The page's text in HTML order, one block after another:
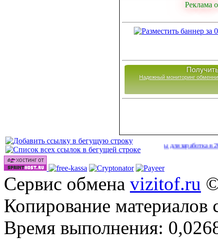
Реклама
Надежный мониторинг
Сайты для заработка в 2026 году
Сервис обмена vizitof.ru
Копирование материалов
Время выполнения: